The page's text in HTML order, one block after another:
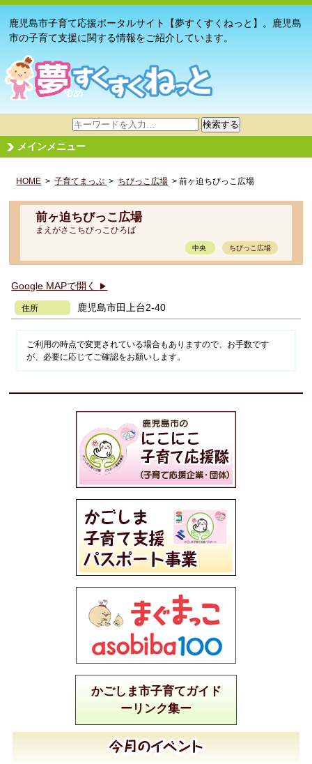
鹿児島市子育て応援ポータルサイト【夢すくすくねっと】。鹿児島
市の子育て支援に関する情報をご紹介しています。
サ
イ
ト
検
検索する
メインメニュー
HOME >子育てまっぷ > ちびっこ広場 > 前ヶ迫ちびっこ広場
前ヶ迫ちびっこ広場
まえがさこちびっこひろば
中央 ちびっこ広場
Google MAPで開く ▶
住所 鹿児島市田上台2-40
ご利用の時点で変更されている場合もありますので、お手数です
が、必要に応じてご確認をお願いします。
かごしま市子育てガイド
ーリンク集ー